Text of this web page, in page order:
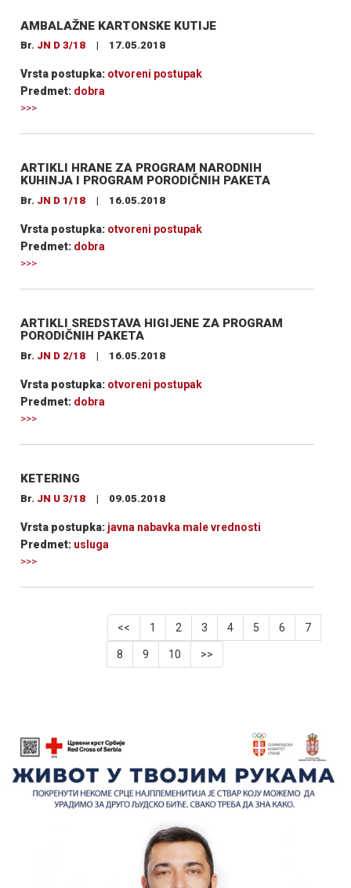
AMBALAŽNE KARTONSKE KUTIJE
Br. JN D 3/18 | 17.05.2018
Vrsta postupka: otvoreni postupak
Predmet: dobra
>>>
ARTIKLI HRANE ZA PROGRAM NARODNIH
KUHINJA I PROGRAM PORODIČNIH PAKETA
Br. JN D 1/18 | 16.05.2018
Vrsta postupka: otvoreni postupak
Predmet: dobra
>>>
ARTIKLI SREDSTAVA HIGIJENE ZA PROGRAM
PORODIČNIH PAKETA
Br. JN D 2/18 | 16.05.2018
Vrsta postupka: otvoreni postupak
Predmet: dobra
>>>
KETERING
Br. JN U 3/18 | 09.05.2018
Vrsta postupka: javna nabavka male vrednosti
Predmet: usluga
>>>
<< 1 2 3 4 5 6 7
8 9 10 >>